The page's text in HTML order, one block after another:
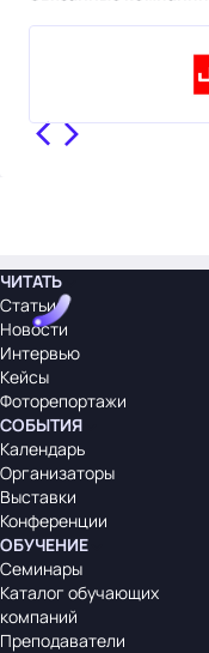
ЧИТАТЬ
Статьи
Новости
Интервью
Кейсы
Фоторепортажи
СОБЫТИЯ
Календарь
Организаторы
Выставки
Конференции
ОБУЧЕНИЕ
Семинары
Каталог обучающих
компаний
Преподаватели